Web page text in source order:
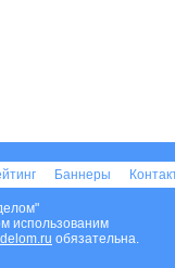
Баннеры
использованим
обязательна.